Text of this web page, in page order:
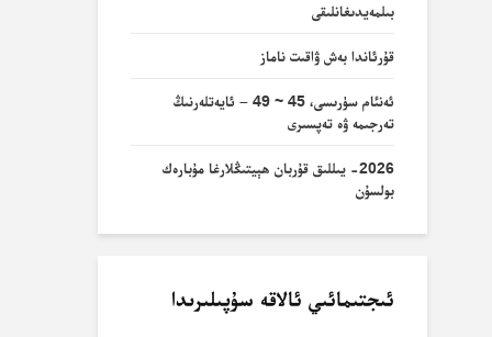
بىلمەيدىغانلىقى
قۇرئاندا بەش ۋاقىت ناماز
ئەنئام سۈرىسى، 45 ~ 49 – ئايەتلەرنىڭ
تەرجىمە ۋە تەپسىرى
2026- يىللىق قۇربان ھېيتىڭلارغا مۇبارەك
بولسۇن
ئىجتىمائىي ئالاقە سۇپىلىرىدا